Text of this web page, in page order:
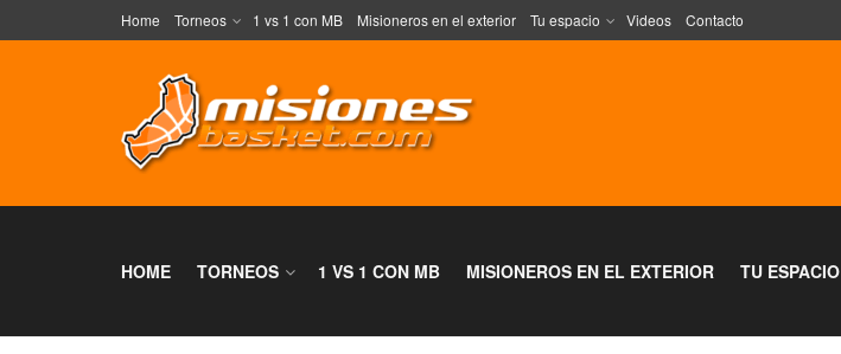
Home Torneos 1 vs 1 con MB Misioneros en el exterior Tu espacio Videos Contacto
HOME TORNEOS 1 VS 1 CON MB MISIONEROS EN EL EXTERIOR TU ESPACIO